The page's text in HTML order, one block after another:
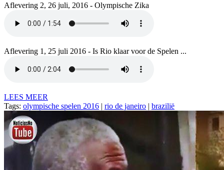
Aflevering 2, 26 juli, 2016 - Olympische Zika
Aflevering 1, 25 juli 2016 - Is Rio klaar voor de Spelen ...
LEES MEER
Tags: olympische spelen 2016 | rio de janeiro | brazilië